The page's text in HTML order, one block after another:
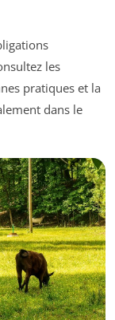
les
pratiques et la
dans le